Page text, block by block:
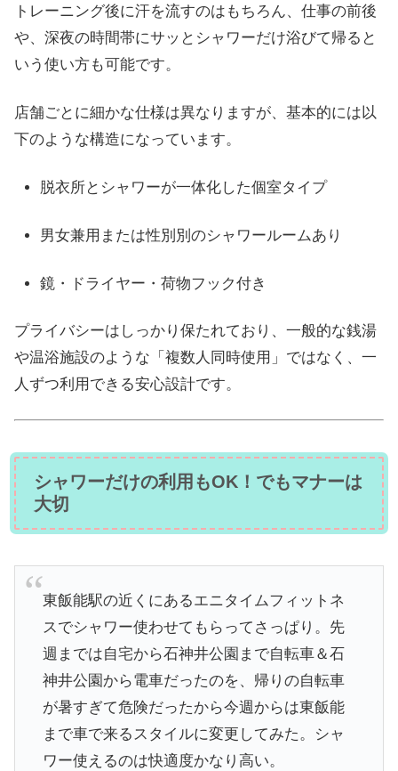
トレーニング後に汗を流すのはもちろん、仕事の前後
や、深夜の時間帯にサッとシャワーだけ浴びて帰ると
いう使い方も可能です。
店舗ごとに細かな仕様は異なりますが、基本的には以
下のような構造になっています。
脱衣所とシャワーが一体化した個室タイプ
男女兼用または性別別のシャワールームあり
鏡・ドライヤー・荷物フック付き
プライバシーはしっかり保たれており、一般的な銭湯
や温浴施設のような「複数人同時使用」ではなく、一
人ずつ利用できる安心設計です。
シャワーだけの利用もOK！でもマナーは
大切
東飯能駅の近くにあるエニタイムフィットネ
スでシャワー使わせてもらってさっぱり。先
週までは自宅から石神井公園まで自転車＆石
神井公園から電車だったのを、帰りの自転車
が暑すぎて危険だったから今週からは東飯能
まで車で来るスタイルに変更してみた。シャ
ワー使えるのは快適度かなり高い。